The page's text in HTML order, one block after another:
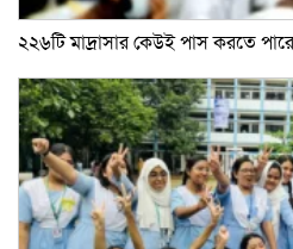
২২৬টি মাদ্রাসার কেউই পাস করতে